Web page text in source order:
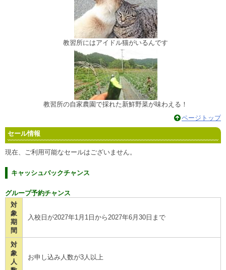
教習所にはアイドル猫がいるんです
教習所の自家農園で採れた新鮮野菜が味わえる！
ページトップ
セール情報
現在、ご利用可能なセールはございません。
キャッシュバックチャンス
グループ予約チャンス
対
象
期
間
入校日が2027年1月1日から2027年6月30日まで
対
象
人
お申し込み人数が3人以上